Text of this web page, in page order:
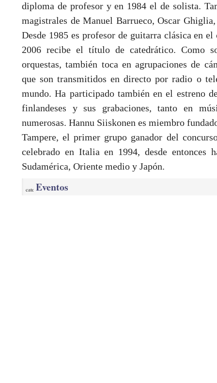
diploma de profesor y en 1984 el de solista.
magistrales de Manuel Barrueco, Oscar
Desde 1985 es profesor de guitarra clásica en
2006 recibe el título de catedrático. Como
orquestas, también toca en agrupaciones de
que son transmitidos en directo por radio o
mundo. Ha participado también en el estreno
finlandeses y sus grabaciones, tanto en
numerosas. Hannu Siiskonen es miembro
Tampere, el primer grupo ganador del
celebrado en Italia en 1994, desde entonces
Sudamérica, Oriente medio y Japón.
Eventos